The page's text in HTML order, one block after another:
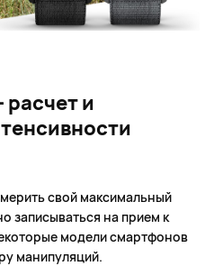
и
свой максимальный
записываться на прием к
модели смартфонов
манипуляций.